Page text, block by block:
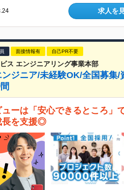
求人を
面接情報有 自己PR不要
ス エンジニアリング事業本部
ジニア/未経験OK/全国募集
ーは「安心できるところ」
長を支援◎